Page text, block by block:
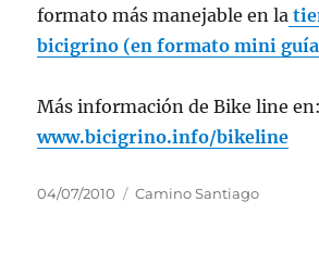
formato más manejable en la
bicigrino (en formato mini
Más información de Bike line en:
www.bicigrino.info/bikeline
Publicado
04/07/2010 Categorías
Camino Santiago